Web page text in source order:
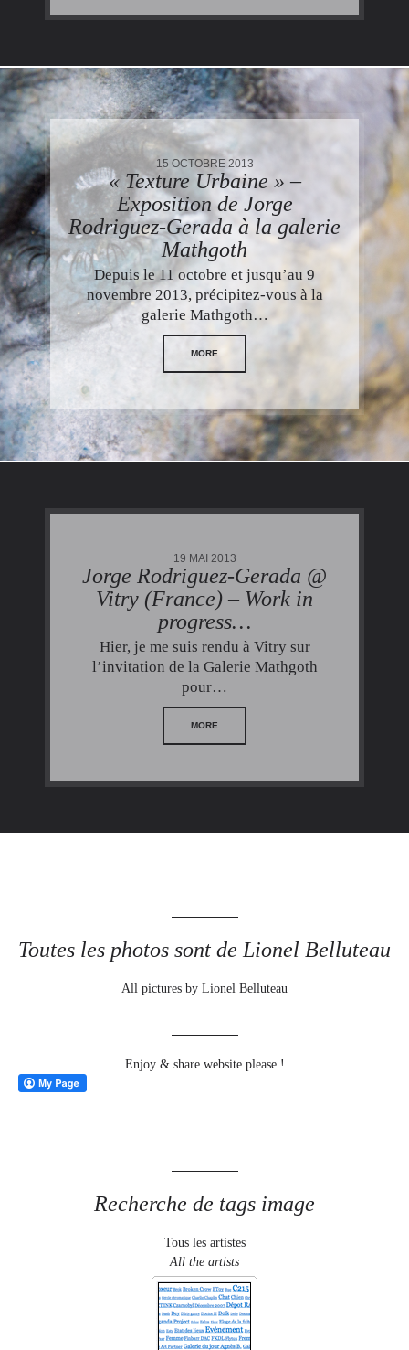
15 OCTOBRE 2013
« Texture Urbaine » –
Exposition de Jorge
Rodriguez-Gerada à la galerie
Mathgoth
Depuis le 11 octobre et jusqu’au 9
novembre 2013, précipitez-vous à la
galerie Mathgoth…
MORE
19 MAI 2013
Jorge Rodriguez-Gerada @
Vitry (France) – Work in
progress…
Hier, je me suis rendu à Vitry sur
l’invitation de la Galerie Mathgoth
pour…
MORE
Toutes les photos sont de Lionel Belluteau
All pictures by Lionel Belluteau
Enjoy & share website please !
Recherche de tags image
Tous les artistes
All the artists